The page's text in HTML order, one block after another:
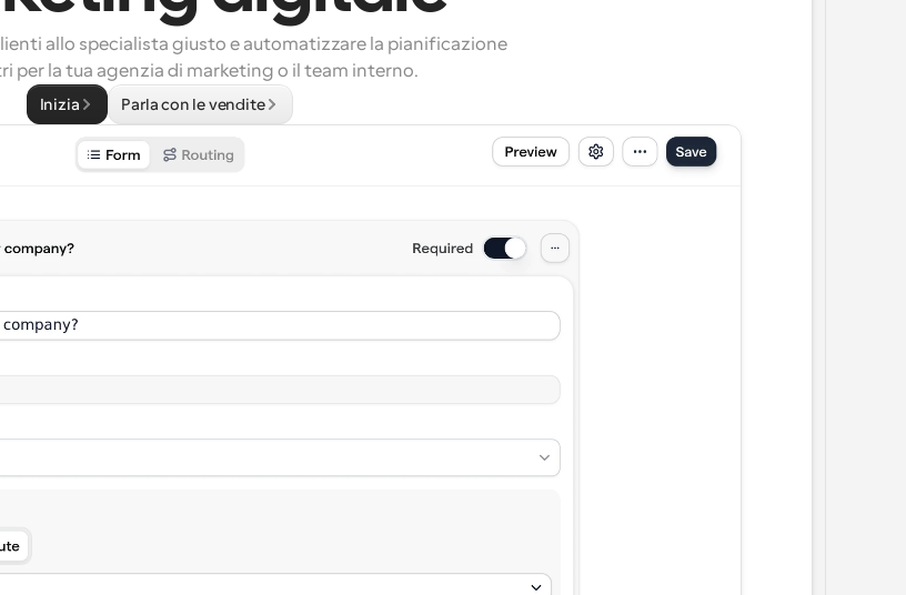
allo specialista giusto e automatizzare la pianificazione
per la tua agenzia di marketing o il team interno.
Inizia Parla con le vendite